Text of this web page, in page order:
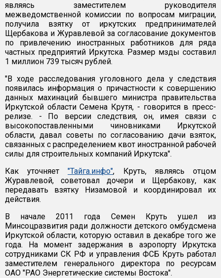
являясь заместителем руководителя
межведомственной комиссии по вопросам миграции,
получила взятку от иркутских предпринимателей
Щербакова и Журавлевой за согласование документов
по привлечению иностранных работников для ряда
частных предприятий Иркутска. Размер мзды составил
1 миллион 739 тысяч рублей.
"В ходе расследования уголовного дела у следствия
появилась информация о причастности к совершению
данных махинаций бывшего министра правительства
Иркутской области Семена Крутя, - говорится в пресс-
релизе. - По версии следствия, он, имея связи с
высокопоставленными чиновниками Иркутской
области, давал советы по согласованию дачи взяток,
связанных с распределением квот иностранной рабочей
силы для строительных компаний Иркутска".
Как уточняет"Тайга.инфо", Круть, являясь отцом
Журавлевой, советовал дочери и Щербакову, как
передавать взятку Низамовой и координировал их
действия.
В начале 2011 года Семен Круть ушел из
Минсоцразвития ради должности детского омбудсмена
Иркутской области, которую оставил в декабре того же
года. На момент задержания в аэропорту Иркутска
сотрудниками СК РФ и управления ФСБ Круть работал
заместителем генерального директора по ресурсам
ОАО "РАО Энергетические системы Востока".